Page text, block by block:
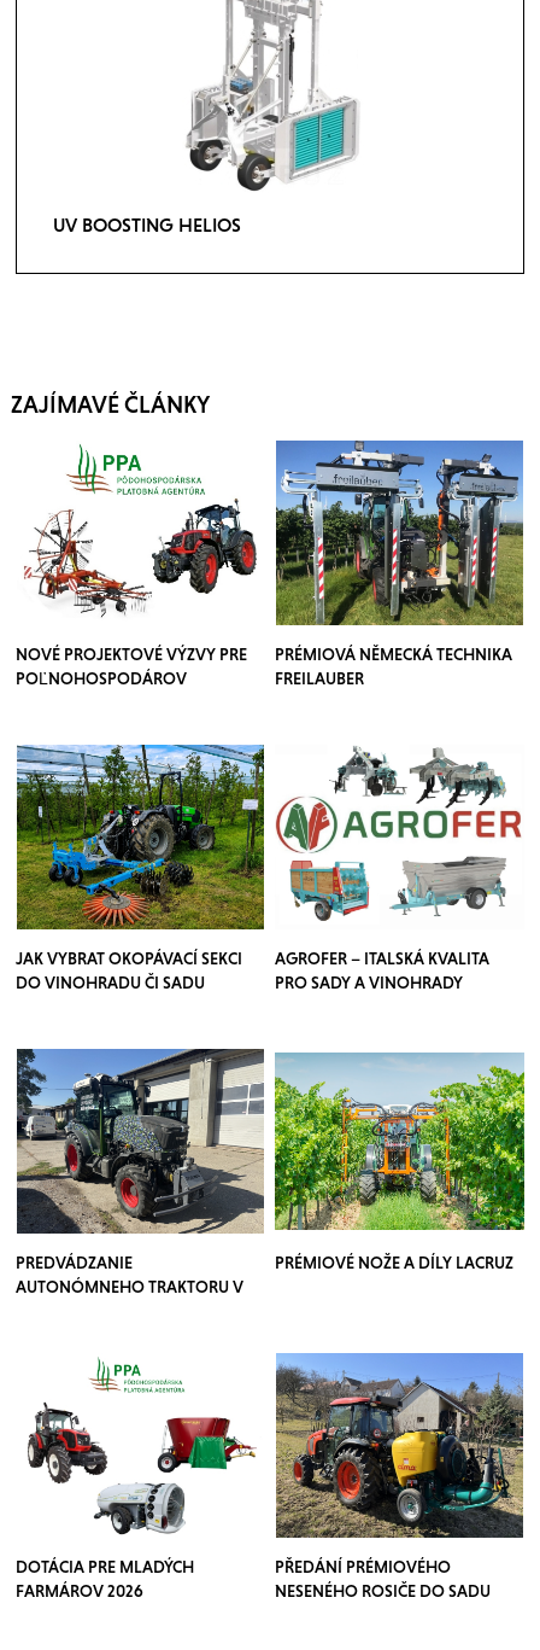
UV BOOSTING HELIOS
ZAJÍMAVÉ ČLÁNKY
NOVÉ PROJEKTOVÉ VÝZVY PRE
POĽNOHOSPODÁROV
PRÉMIOVÁ NĚMECKÁ TECHNIKA
FREILAUBER
JAK VYBRAT OKOPÁVACÍ SEKCI
DO VINOHRADU ČI SADU
AGROFER – ITALSKÁ KVALITA
PRO SADY A VINOHRADY
PREDVÁDZANIE
AUTONÓMNEHO TRAKTORU V
PRÉMIOVÉ NOŽE A DÍLY LACRUZ
DOTÁCIA PRE MLADÝCH
FARMÁROV 2026
PŘEDÁNÍ PRÉMIOVÉHO
NESENÉHO ROSIČE DO SADU